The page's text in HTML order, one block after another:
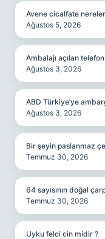
Avene cicalfate
Ağustos 5, 2026
Ambalajı açılan
Ağustos 3, 2026
ABD Türkiye’ye
Ağustos 3, 2026
Bir şeyin paslanmaz
Temmuz 30, 2026
64 sayısının doğal
Temmuz 30, 2026
Uyku felci cin midir ?